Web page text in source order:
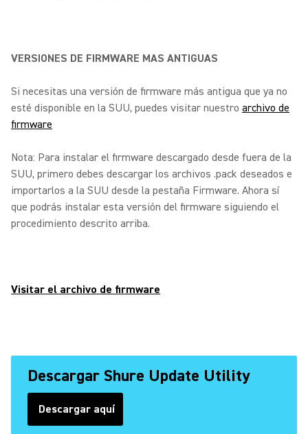
VERSIONES DE FIRMWARE MAS ANTIGUAS
Si necesitas una versión de firmware más antigua que ya no
esté disponible en la SUU, puedes visitar nuestro archivo de
firmware
Nota: Para instalar el firmware descargado desde fuera de la
SUU, primero debes descargar los archivos .pack deseados e
importarlos a la SUU desde la pestaña Firmware. Ahora sí
que podrás instalar esta versión del firmware siguiendo el
procedimiento descrito arriba.
Visitar el archivo de firmware
Descargar Shure Update Utility
Descargar aquí